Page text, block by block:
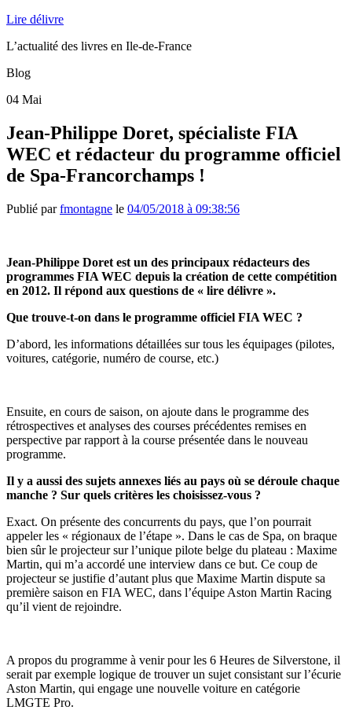
Lire délivre
L’actualité des livres en Ile-de-France
Blog
04 Mai
Jean-Philippe Doret, spécialiste FIA
WEC et rédacteur du programme officiel
de Spa-Francorchamps !
Publié parfmontagne le 04/05/2018 à 09:38:56
Jean-Philippe Doret est un des principaux rédacteurs des
programmes FIA WEC depuis la création de cette compétition
en 2012. Il répond aux questions de « lire délivre ».
Que trouve-t-on dans le programme officiel FIA WEC ?
D’abord, les informations détaillées sur tous les équipages (pilotes,
voitures, catégorie, numéro de course, etc.)
Ensuite, en cours de saison, on ajoute dans le programme des
rétrospectives et analyses des courses précédentes remises en
perspective par rapport à la course présentée dans le nouveau
programme.
Il y a aussi des sujets annexes liés au pays où se déroule chaque
manche ? Sur quels critères les choisissez-vous ?
Exact. On présente des concurrents du pays, que l’on pourrait
appeler les « régionaux de l’étape ». Dans le cas de Spa, on braque
bien sûr le projecteur sur l’unique pilote belge du plateau : Maxime
Martin, qui m’a accordé une interview dans ce but. Ce coup de
projecteur se justifie d’autant plus que Maxime Martin dispute sa
première saison en FIA WEC, dans l’équipe Aston Martin Racing
qu’il vient de rejoindre.
A propos du programme à venir pour les 6 Heures de Silverstone, il
serait par exemple logique de trouver un sujet consistant sur l’écurie
Aston Martin, qui engage une nouvelle voiture en catégorie
LMGTE Pro.